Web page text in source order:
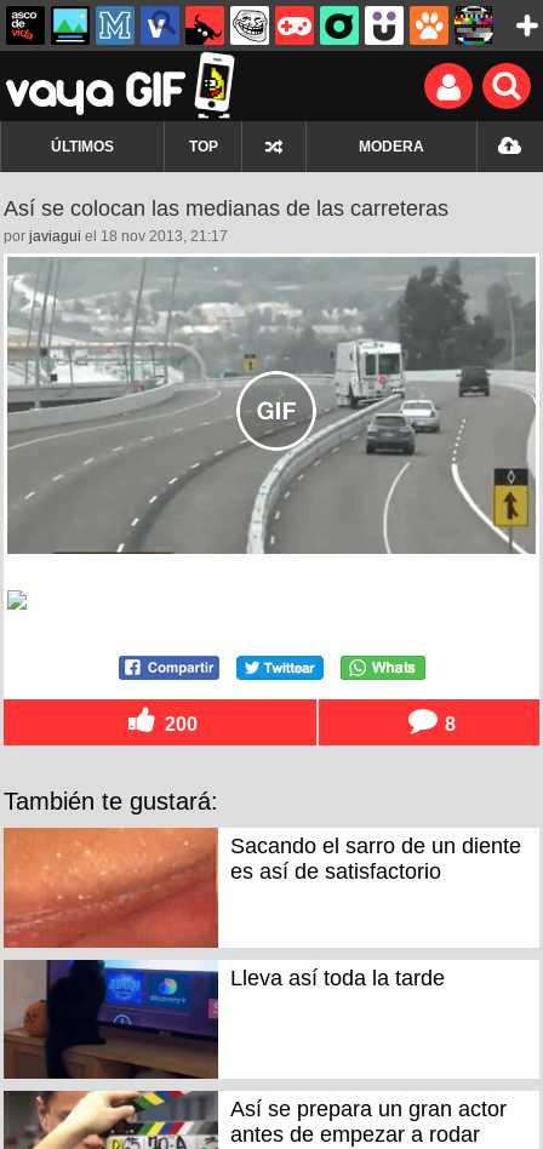
ÚLTIMOS TOP MODERA
Así se colocan las medianas de las carreteras
por javiagui el 18 nov 2013, 21:17
200 8
También te gustará:
Sacando el sarro de un diente
es así de satisfactorio
Lleva así toda la tarde
Así se prepara un gran actor
antes de empezar a rodar